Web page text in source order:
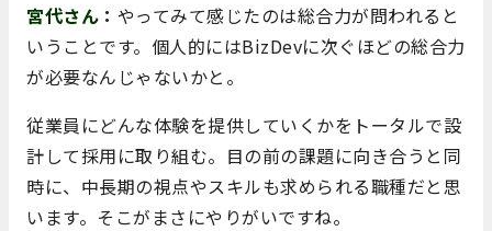
宮代さん ： やってみて感じたのは総合力が問われると
いうことです。個人的にはBizDevに次ぐほどの総合力
が必要なんじゃないかと。
従業員にどんな体験を提供していくかをトータルで設
計して採用に取り組む。目の前の課題に向き合うと同
時に、中長期の視点やスキルも求められる職種だと思
います。そこがまさにやりがいですね。